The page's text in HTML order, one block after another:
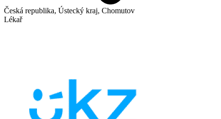
Česká republika, Ústecký kraj, Chomutov
Lékař